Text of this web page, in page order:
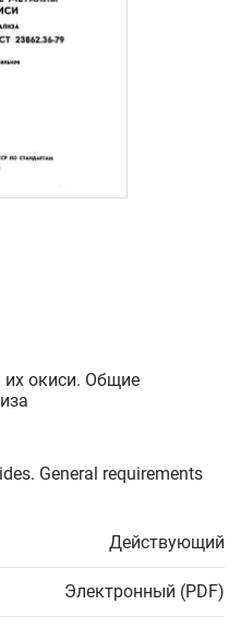
окиси. Общие
General requirements
Действующий
Электронный (PDF)